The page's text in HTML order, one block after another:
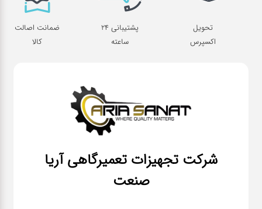
تحویل
اکسپرس
پشتیبانی 24
ساعته
ضمانت اصالت
کالا
شرکت تجهیزات تعمیرگاهی آریا
صنعت